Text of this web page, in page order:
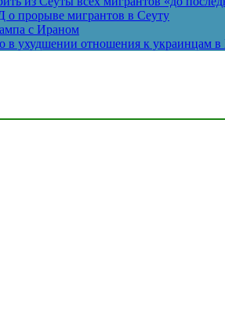
о прорыве мигрантов в Сеуту
с Ираном
в ухудшении отношения к украинцам